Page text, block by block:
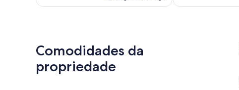
Comodidades da
propriedade